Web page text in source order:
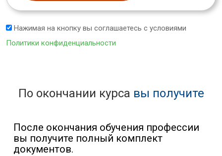
Нажимая на кнопку вы соглашаетесь с условиями
Политики конфиденциальности
По окончании курса вы получите
После окончания обучения профессии
вы получите полный комплект
документов.